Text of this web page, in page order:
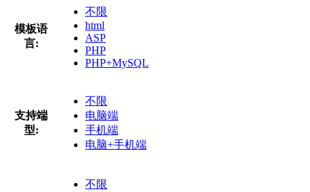
模板语
言:
不限
html
ASP
PHP
PHP+MySQL
支持端
型:
不限
电脑端
手机端
电脑+手机端
不限